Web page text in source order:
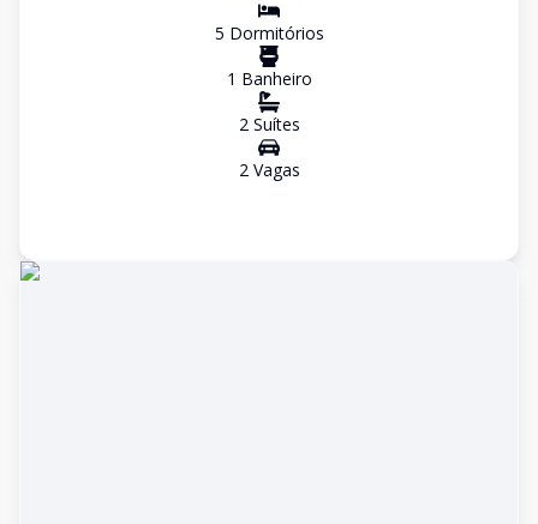
5 Dormitórios
1 Banheiro
2Suítes
2Vagas